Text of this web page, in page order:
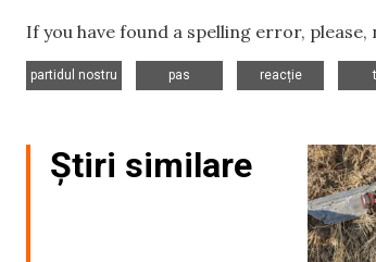
If you have found a spelling error,
partidul nostru
pas
reacție
Știri similare